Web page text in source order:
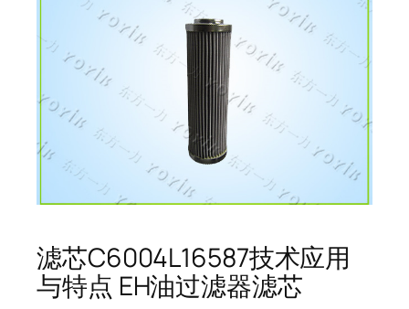
滤芯C6004L16587技术应用
与特点 EH油过滤器滤芯